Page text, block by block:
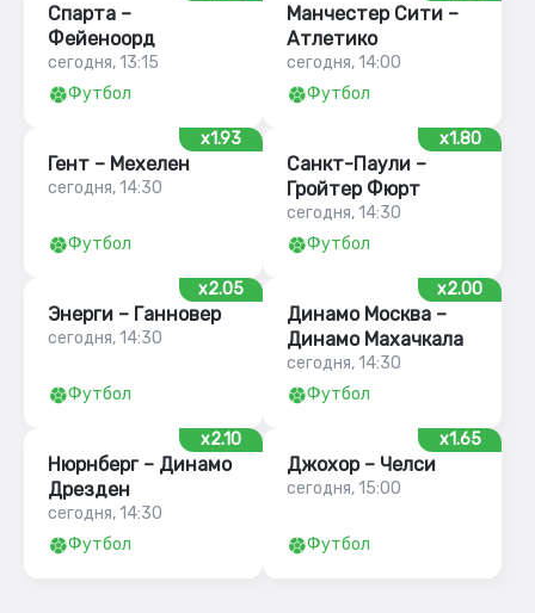
Спарта –
Фейеноорд
сегодня, 13:15
Футбол
Манчестер Сити –
Атлетико
сегодня, 14:00
Футбол
x1.93
Гент – Мехелен
сегодня, 14:30
Футбол
x1.80
Санкт-Паули –
Гройтер Фюрт
сегодня, 14:30
Футбол
x2.05
Энерги – Ганновер
сегодня, 14:30
Футбол
x2.00
Динамо Москва –
Динамо Махачкала
сегодня, 14:30
Футбол
x2.10
Нюрнберг – Динамо
Дрезден
сегодня, 14:30
Футбол
x1.65
Джохор – Челси
сегодня, 15:00
Футбол